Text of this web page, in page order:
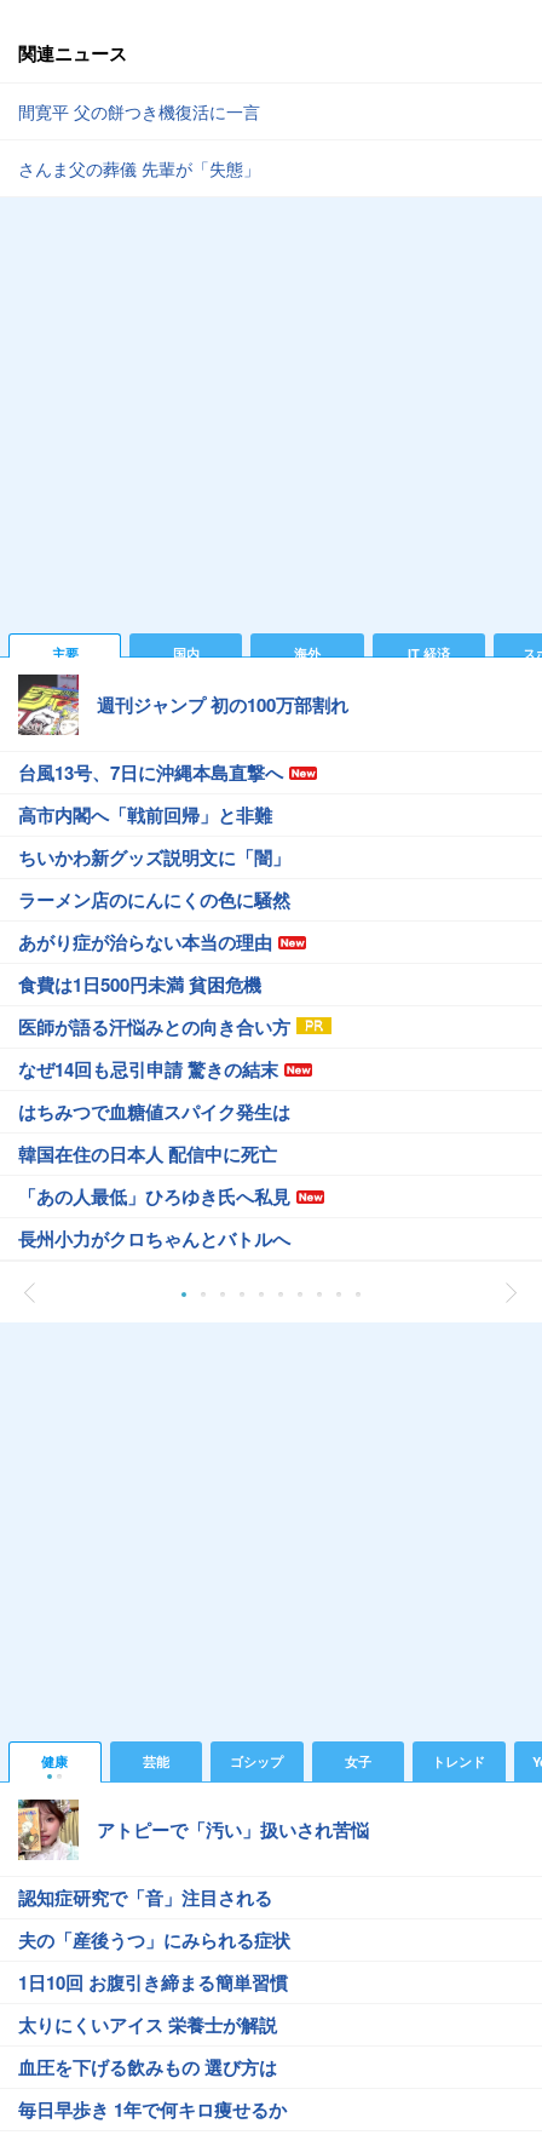
関連ニュース
間寛平 父の餅つき機復活に一言
さんま父の葬儀 先輩が「失態」
主要 国内 海外 IT 経済 ス
週刊ジャンプ 初の100万部割れ
台風13号、7日に沖縄本島直撃へ
高市内閣へ「戦前回帰」と非難
ちいかわ新グッズ説明文に「闇」
ラーメン店のにんにくの色に騒然
あがり症が治らない本当の理由
食費は1日500円未満 貧困危機
医師が語る汗悩みとの向き合い方
なぜ14回も忌引申請 驚きの結末
はちみつで血糖値スパイク発生は
韓国在住の日本人 配信中に死亡
「あの人最低」ひろゆき氏へ私見
長州小力がクロちゃんとバトルへ
健康 芸能 ゴシップ 女子 トレンド
アトピーで「汚い」扱いされ苦悩
認知症研究で「音」注目される
夫の「産後うつ」にみられる症状
1日10回 お腹引き締まる簡単習慣
太りにくいアイス 栄養士が解説
血圧を下げる飲みもの 選び方は
毎日早歩き 1年で何キロ痩せるか